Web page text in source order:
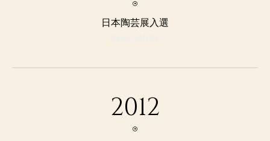
日本陶芸展入選
2012